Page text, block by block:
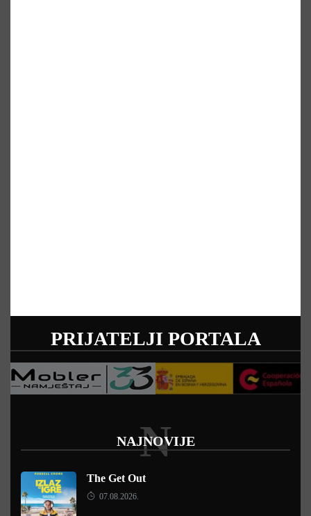
PRIJATELJI PORTALA
NAJNOVIJE
N
The Get Out
07.08.2026.